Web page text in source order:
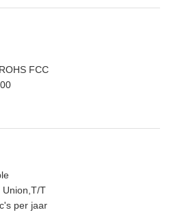
FCC
Union,T/T
per jaar